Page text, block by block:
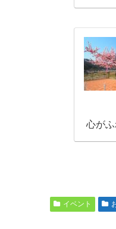
心が
イベント